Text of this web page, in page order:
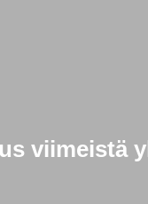
viimeistä